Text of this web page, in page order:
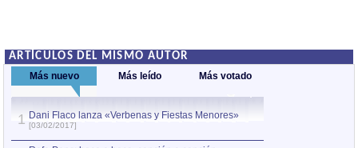
ARTÍCULOS DEL MISMO AUTOR
Más nuevo Más leído Más votado
1 Dani Flaco lanza «Verbenas y Fiestas Menores»
[03/02/2017]